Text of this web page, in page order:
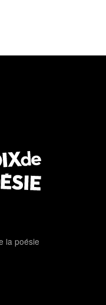
la poésie